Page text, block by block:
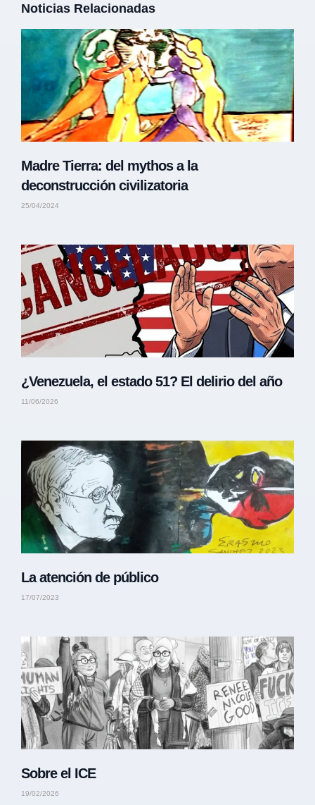
Noticias Relacionadas
Madre Tierra: del mythos a la
deconstrucción civilizatoria
25/04/2024
¿Venezuela, el estado 51? El delirio del año
11/06/2026
La atención de público
17/07/2023
Sobre el ICE
19/02/2026